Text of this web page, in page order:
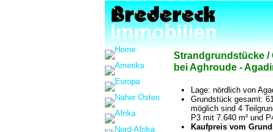
Strandgrundstücke /
bei Aghroude -
Lage: nördlich von
Grundstück gesamt:
möglich sind 4
P3 mit 7.640 m² und
Kaufpreis vom